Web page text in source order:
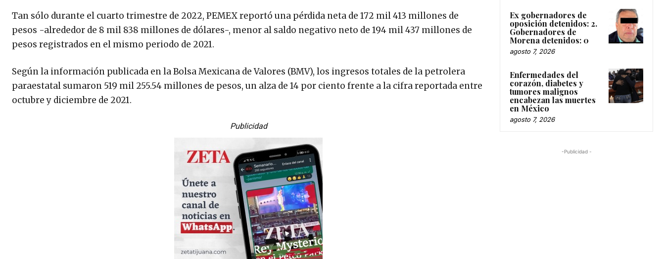
Tan sólo durante el cuarto trimestre de 2022, PEMEX reportó una pérdida neta de 172 mil 413 millones de
pesos -alrededor de 8 mil 838 millones de dólares-, menor al saldo negativo neto de 194 mil 437 millones de
pesos registrados en el mismo periodo de 2021.
Según la información publicada en la Bolsa Mexicana de Valores (BMV), los ingresos totales de la petrolera
paraestatal sumaron 519 mil 255.54 millones de pesos, un alza de 14 por ciento frente a la cifra reportada entre
octubre y diciembre de 2021.
Publicidad
Ex gobernadores de
oposición detenidos: 2.
Gobernadores de
Morena detenidos: 0
agosto 7, 2026
Enfermedades del
corazón, diabetes y
tumores malignos
encabezan las muertes
en México
agosto 7, 2026
-Publicidad -